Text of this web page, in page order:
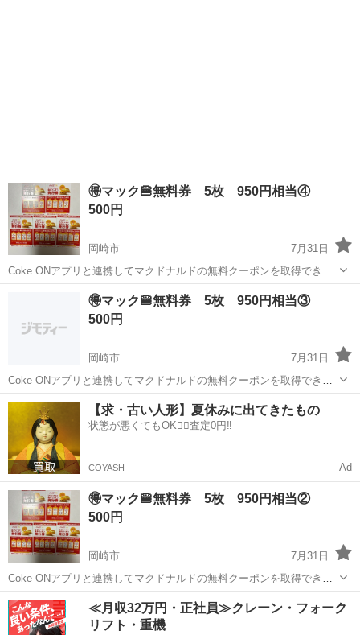
🉐マック🍔無料券 5枚 950円相当④
500円
岡崎市
7月31日
Coke ONアプリと連携してマクドナルドの無料クーポンを取得できる
発行券です。 ハンバーガーもしくは、マックチキンと交換できます。
マクドナルドのホームページを確認すると、ハンバーガーもマックチ
キンも１個190円〜とありま...
商品券/ギフトカード サイゼリヤ
🉐マック🍔無料券 5枚 950円相当③
500円
岡崎市
7月31日
Coke ONアプリと連携してマクドナルドの無料クーポンを取得できる
発行券です。 ハンバーガーもしくは、マックチキンと交換できます。
マクドナルドのホームページを確認すると、ハンバーガーもマックチ
キンも１個190円〜とありま...
愛知 岡崎市 商品券/ギフトカード サイゼリヤ
【求・古い人形】夏休みに出てきたもの
状態が悪くてもOK🙆‍♀️査定0円‼️
COYASH Ad
🉐マック🍔無料券 5枚 950円相当②
500円
岡崎市
7月31日
Coke ONアプリと連携してマクドナルドの無料クーポンを取得できる
発行券です。 ハンバーガーもしくは、マックチキンと交換できます。
マクドナルドのホームページを確認すると、ハンバーガーもマックチ
キンも１個190円〜とありま...
愛知 岡崎市 商品券/ギフトカード サイゼリヤ
≪月収32万円・正社員≫クレーン・フォーク
リフト・重機